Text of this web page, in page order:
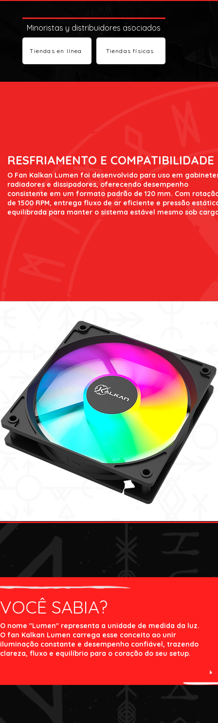
Minoristas y distribuidores asociados
Tiendas en línea Tiendas físicas
RESFRIAMENTO E COMPATIBILIDADE
O Fan Kalkan Lumen foi desenvolvido para uso em
radiadores e dissipadores, oferecendo desempenho
consistente em um formato padrão de 120 mm. Com
de 1500 RPM, entrega fluxo de ar eficiente e pressão
equilibrada para manter o sistema estável mesmo sob
VOCÊ SABIA?
O nome "Lumen" representa a unidade de medida da luz.
O fan Kalkan Lumen carrega esse conceito ao unir
iluminação constante e desempenho confiável, trazendo
clareza, fluxo e equilíbrio para o coração do seu setup.